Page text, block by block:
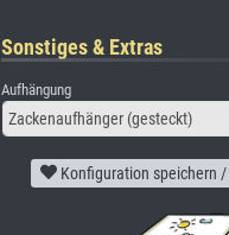
Sonstiges & Extras
Aufhängung
Zackenaufhänger (gesteckt)
Konfiguration speichern